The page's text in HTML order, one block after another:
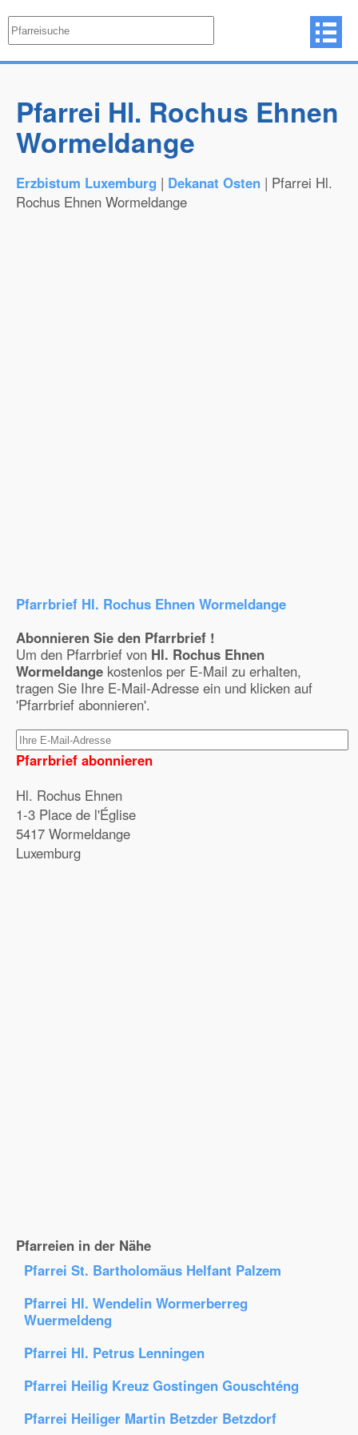
Pfarrei Hl. Rochus Ehnen
Wormeldange
Erzbistum Luxemburg | Dekanat Osten | Pfarrei Hl.
Rochus Ehnen Wormeldange
Pfarrbrief Hl. Rochus Ehnen Wormeldange
Abonnieren Sie den Pfarrbrief !
Um den Pfarrbrief von Hl. Rochus Ehnen
Wormeldange kostenlos per E-Mail zu erhalten,
tragen Sie Ihre E-Mail-Adresse ein und klicken auf
'Pfarrbrief abonnieren'.
Pfarrbrief abonnieren
Hl. Rochus Ehnen
1-3 Place de l'Église
5417 Wormeldange
Luxemburg
Pfarreien in der Nähe
Pfarrei St. Bartholomäus Helfant Palzem
Pfarrei Hl. Wendelin Wormerberreg
Wuermeldeng
Pfarrei Hl. Petrus Lenningen
Pfarrei Heilig Kreuz Gostingen Gouschténg
Pfarrei Heiliger Martin Betzder Betzdorf